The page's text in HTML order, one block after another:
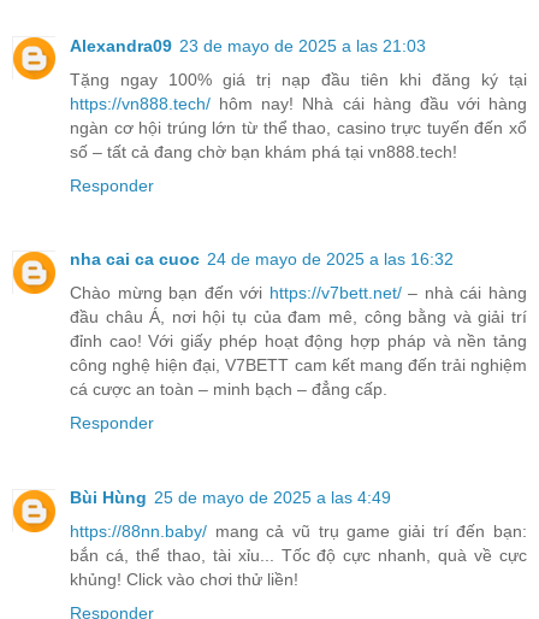
Alexandra09 23 de mayo de 2025 a las 21:03
Tặng ngay 100% giá trị nạp đầu tiên khi đăng ký tại
https://vn888.tech/ hôm nay! Nhà cái hàng đầu với hàng
ngàn cơ hội trúng lớn từ thể thao, casino trực tuyến đến xổ
số – tất cả đang chờ bạn khám phá tại vn888.tech!
Responder
nha cai ca cuoc 24 de mayo de 2025 a las 16:32
Chào mừng bạn đến với https://v7bett.net/– nhà cái hàng
đầu châu Á, nơi hội tụ của đam mê, công bằng và giải trí
đỉnh cao! Với giấy phép hoạt động hợp pháp và nền tảng
công nghệ hiện đại, V7BETT cam kết mang đến trải nghiệm
cá cược an toàn – minh bạch – đẳng cấp.
Responder
Bùi Hùng 25 de mayo de 2025 a las 4:49
https://88nn.baby/ mang cả vũ trụ game giải trí đến bạn:
bắn cá, thể thao, tài xỉu... Tốc độ cực nhanh, quà về cực
khủng! Click vào chơi thử liền!
Responder